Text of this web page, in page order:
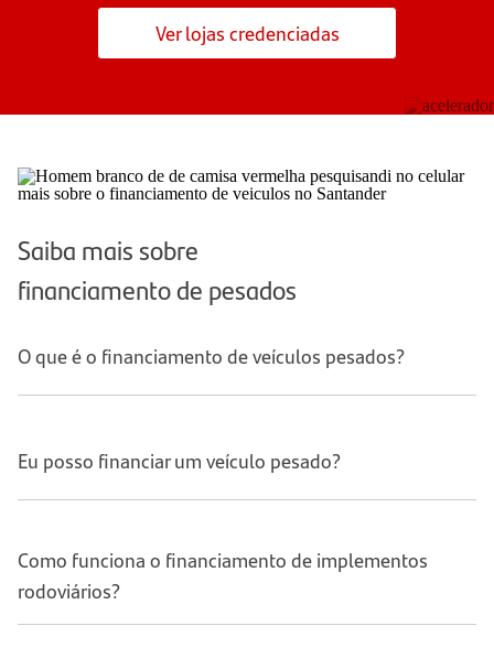
Ver lojas credenciadas
Saiba mais sobre
financiamento de pesados
O que é o financiamento de veículos pesados?
Eu posso financiar um veículo pesado?
Como funciona o financiamento de implementos
rodoviários?